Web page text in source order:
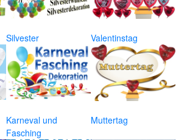
Silvester Valentinstag
Karneval und
Fasching
Muttertag